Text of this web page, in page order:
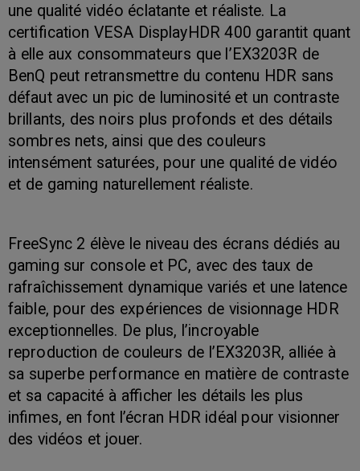
une qualité vidéo éclatante et réaliste. La
certification VESA DisplayHDR 400 garantit quant
à elle aux consommateurs que l’EX3203R de
BenQ peut retransmettre du contenu HDR sans
défaut avec un pic de luminosité et un contraste
brillants, des noirs plus profonds et des détails
sombres nets, ainsi que des couleurs
intensément saturées, pour une qualité de vidéo
et de gaming naturellement réaliste.
FreeSync 2 élève le niveau des écrans dédiés au
gaming sur console et PC, avec des taux de
rafraîchissement dynamique variés et une latence
faible, pour des expériences de visionnage HDR
exceptionnelles. De plus, l’incroyable
reproduction de couleurs de l’EX3203R, alliée à
sa superbe performance en matière de contraste
et sa capacité à afficher les détails les plus
infimes, en font l’écran HDR idéal pour visionner
des vidéos et jouer.